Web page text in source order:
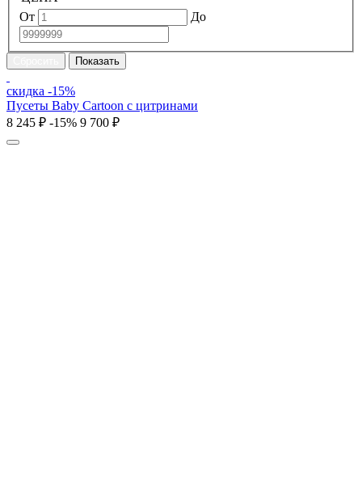
От
До
скидка -15%
Пусеты Baby Cartoon с цитринами
8 245 ₽ -15% 9 700 ₽